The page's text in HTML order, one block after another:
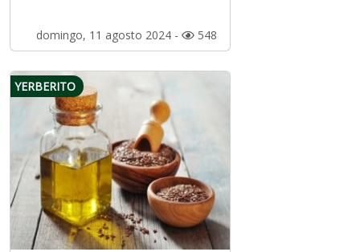
domingo, 11 agosto 2024 - 548
YERBERITO